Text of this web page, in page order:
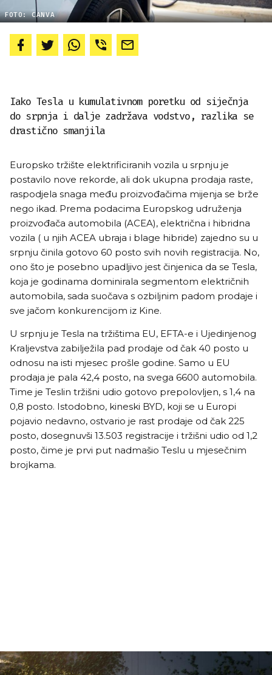
FOTO: CANVA
Iako Tesla u kumulativnom poretku od siječnja
do srpnja i dalje zadržava vodstvo, razlika se
drastično smanjila
Europsko tržište elektrificiranih vozila u srpnju je
postavilo nove rekorde, ali dok ukupna prodaja raste,
raspodjela snaga među proizvođačima mijenja se brže
nego ikad. Prema podacima Europskog udruženja
proizvođača automobila (ACEA), električna i hibridna
vozila ( u njih ACEA ubraja i blage hibride) zajedno su u
srpnju činila gotovo 60 posto svih novih registracija. No,
ono što je posebno upadljivo jest činjenica da se Tesla,
koja je godinama dominirala segmentom električnih
automobila, sada suočava s ozbiljnim padom prodaje i
sve jačom konkurencijom iz Kine.
U srpnju je Tesla na tržištima EU, EFTA-e i Ujedinjenog
Kraljevstva zabilježila pad prodaje od čak 40 posto u
odnosu na isti mjesec prošle godine. Samo u EU
prodaja je pala 42,4 posto, na svega 6600 automobila.
Time je Teslin tržišni udio gotovo prepolovljen, s 1,4 na
0,8 posto. Istodobno, kineski BYD, koji se u Europi
pojavio nedavno, ostvario je rast prodaje od čak 225
posto, dosegnuvši 13.503 registracije i tržišni udio od 1,2
posto, čime je prvi put nadmašio Teslu u mjesečnim
brojkama.